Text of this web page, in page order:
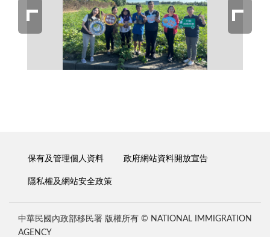
保有及管理個人資料 政府網站資料開放宣告
隱私權及網站安全政策
中華民國內政部移民署 版權所有 © NATIONAL IMMIGRATION
AGENCY